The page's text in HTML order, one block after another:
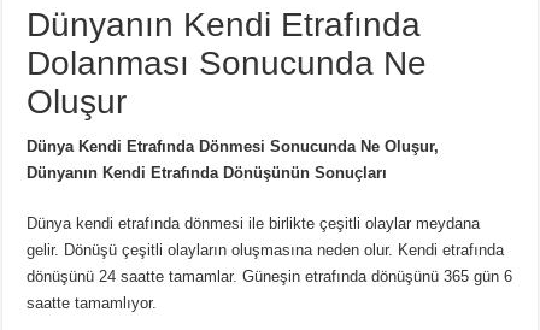
Etobur Hayvan Nedir? Doğanın Zirvesindeki Avcılar
Eğitim Ve Öğretimin Yaşı Yoktur Sözü Ne Kadar Doğrudur?
Gezegenler Nasıl Oluşmuştur? Evrenin Heyecan Verici Doğum Süreci
Yer Yön Zarfları Nedir? 20 Tane Örnek
Pansiyon Nedir? Yarım ve Tam Pansiyon Nedir?
Ardışık Sayılar Nedir ve Örnekler
Ünlü Türemesi Nedir? 20 Tane Örnek
Dünyanın Kendi Etrafında
Dolanması Sonucunda Ne
Oluşur
Dünya Kendi Etrafında Dönmesi Sonucunda Ne Oluşur,
Dünyanın Kendi Etrafında Dönüşünün Sonuçları
Dünya kendi etrafında dönmesi ile birlikte çeşitli olaylar meydana
gelir. Dönüşü çeşitli olayların oluşmasına neden olur. Kendi etrafında
dönüşünü 24 saatte tamamlar. Güneşin etrafında dönüşünü 365 gün 6
saatte tamamlıyor.